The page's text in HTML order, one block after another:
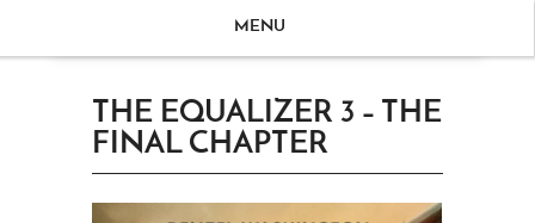
MENU
THE EQUALIZER 3 – THE
FINAL CHAPTER